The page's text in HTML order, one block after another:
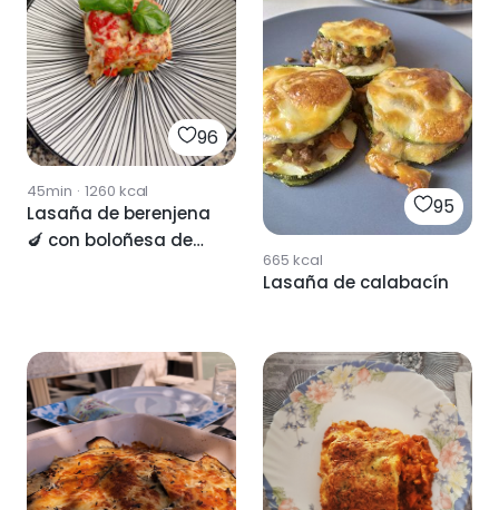
96
45min · 1260 kcal
Lasaña de berenjena
🍆 con boloñesa de
95
665 kcal
Lasaña de calabacín